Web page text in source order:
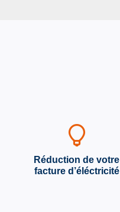
Réduction de votre
facture d’éléctricité